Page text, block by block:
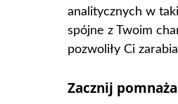
analitycznych w
spójne z Twoim
pozwoliły Ci
Zacznij